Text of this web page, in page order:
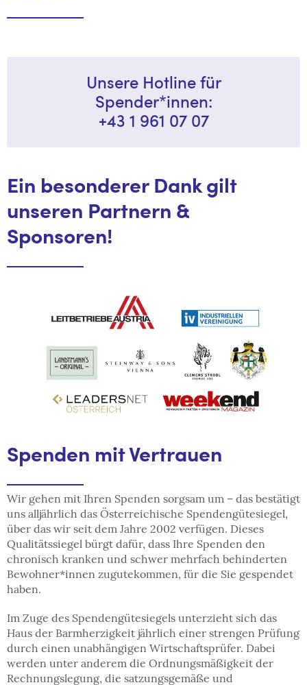
Unsere Hotline für
Spender*innen:
+43 1 961 07 07
Ein besonderer Dank gilt
unseren Partnern &
Sponsoren!
Spenden mit Vertrauen
Wir gehen mit Ihren Spenden sorgsam um – das bestätigt
uns alljährlich das Österreichische Spendengütesiegel,
über das wir seit dem Jahre 2002 verfügen. Dieses
Qualitätssiegel bürgt dafür, dass Ihre Spenden den
chronisch kranken und schwer mehrfach behinderten
Bewohner*innen zugutekommen, für die Sie gespendet
haben.
Im Zuge des Spendengütesiegels unterzieht sich das
Haus der Barmherzigkeit jährlich einer strengen Prüfung
durch einen unabhängigen Wirtschaftsprüfer. Dabei
werden unter anderem die Ordnungsmäßigkeit der
Rechnungslegung, die satzungsgemäße und